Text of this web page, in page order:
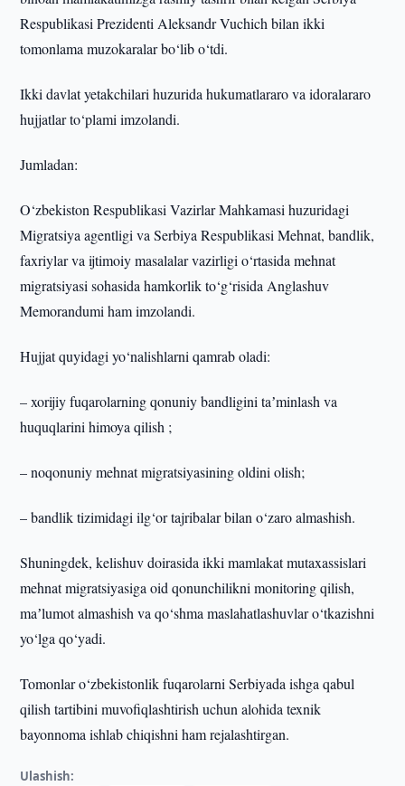
Respublikasi Prezidenti Aleksandr Vuchich bilan ikki
tomonlama muzokaralar bo‘lib o‘tdi.
Ikki davlat yetakchilari huzurida hukumatlararo va idoralararo
hujjatlar to‘plami imzolandi.
Jumladan:
O‘zbekiston Respublikasi Vazirlar Mahkamasi huzuridagi
Migratsiya agentligi va Serbiya Respublikasi Mehnat, bandlik,
faxriylar va ijtimoiy masalalar vazirligi o‘rtasida mehnat
migratsiyasi sohasida hamkorlik to‘g‘risida Anglashuv
Memorandumi ham imzolandi.
Hujjat quyidagi yo‘nalishlarni qamrab oladi:
– xorijiy fuqarolarning qonuniy bandligini taʼminlash va
huquqlarini himoya qilish ;
– noqonuniy mehnat migratsiyasining oldini olish;
– bandlik tizimidagi ilg‘or tajribalar bilan o‘zaro almashish.
Shuningdek, kelishuv doirasida ikki mamlakat mutaxassislari
mehnat migratsiyasiga oid qonunchilikni monitoring qilish,
maʼlumot almashish va qo‘shma maslahatlashuvlar o‘tkazishni
yo‘lga qo‘yadi.
Tomonlar o‘zbekistonlik fuqarolarni Serbiyada ishga qabul
qilish tartibini muvofiqlashtirish uchun alohida texnik
bayonnoma ishlab chiqishni ham rejalashtirgan.
Ulashish: